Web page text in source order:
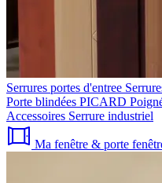
Serrures portes d'entree
Porte blindées PICARD
Accessoires Serrure industriel
Ma fenêtre & porte